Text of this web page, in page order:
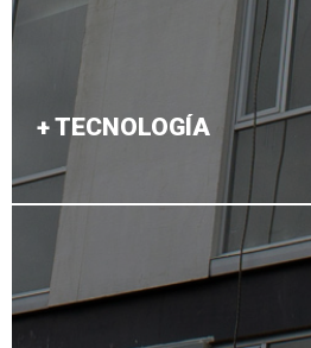
+ TECNOLOGÍA
Procesos de fabricación de
garantizan la precisión y